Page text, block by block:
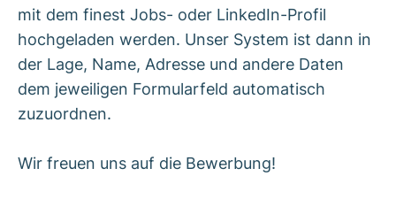
mit dem finest Jobs- oder LinkedIn-Profil
hochgeladen werden. Unser System ist dann in
der Lage, Name, Adresse und andere Daten
dem jeweiligen Formularfeld automatisch
zuzuordnen.
Wir freuen uns auf die Bewerbung!